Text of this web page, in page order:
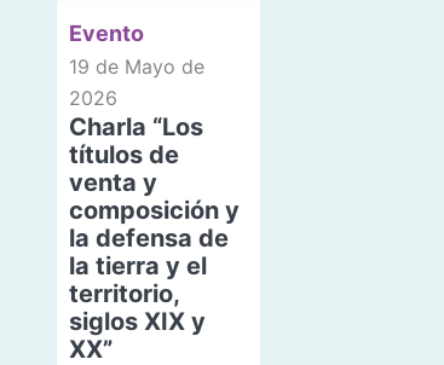
Evento
19 de Mayo de
2026
Charla “Los
títulos de
venta y
composición y
la defensa de
la tierra y el
territorio,
siglos XIX y
XX”